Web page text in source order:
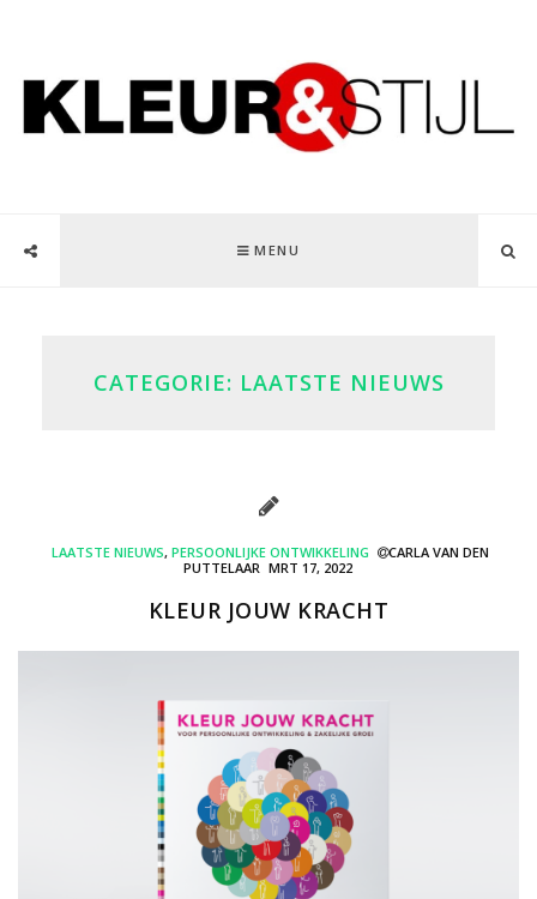
MENU
CATEGORIE: LAATSTE NIEUWS
LAATSTE NIEUWS, PERSOONLIJKE ONTWIKKELING
CARLA VAN DEN
PUTTELAAR MRT 17, 2022
KLEUR JOUW KRACHT